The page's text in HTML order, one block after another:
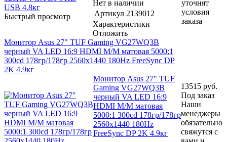
Быстрый просмотр
Нет в наличии
Артикул 2139012
Характеристики
Отложить
уточнят
условия
заказа
Монитор Asus 27" TUF Gaming VG27WQ3B
черный VA LED 16:9 HDMI M/M матовая 5000:1
300cd 178гр/178гр 2560x1440 180Hz FreeSync DP
2K 4.9кг
Монитор Asus 27" TUF
Gaming VG27WQ3B
черный VA LED 16:9
HDMI M/M матовая
5000:1 300cd 178гр/178гр
2560x1440 180Hz
FreeSync DP 2K 4.9кг
13515 руб.
Под заказ
Наши
менеджеры
обязательно
свяжутся с